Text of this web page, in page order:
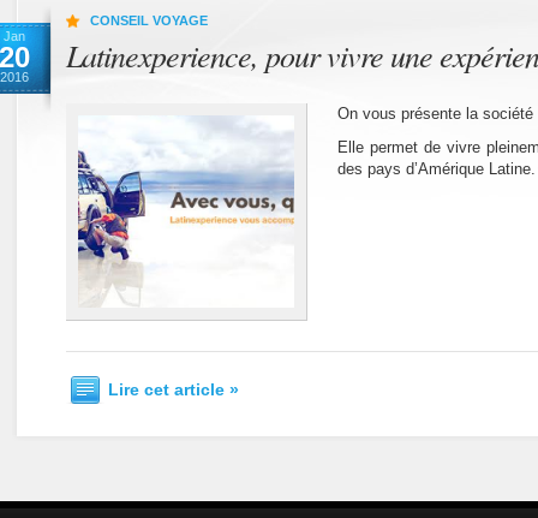
Jan
20
2016
CONSEIL VOYAGE
Latinexperience, pour vivre une
On vous présente la société
Elle permet de vivre
des pays d’Amérique Latine.
Lire cet article »